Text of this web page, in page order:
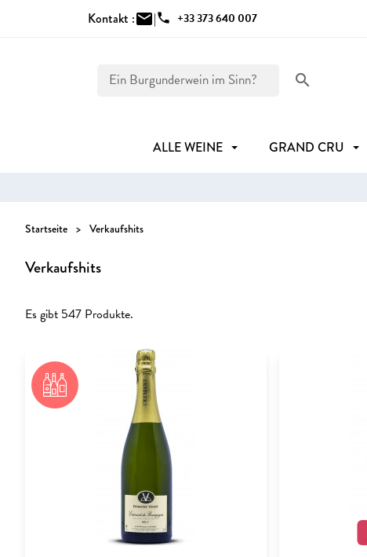
Kontakt :mail|phone +33 373 640 007
search
ALLE WEINE GRAND CRU
Startseite Verkaufshits
Verkaufshits
Es gibt 547 Produkte.